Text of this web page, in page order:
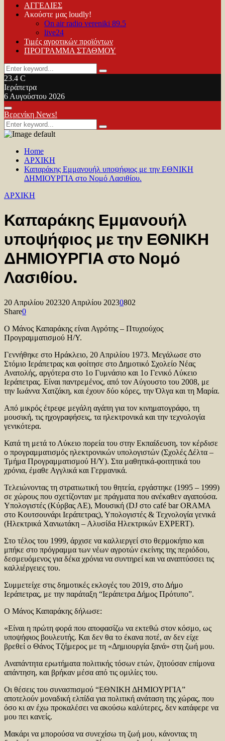
ΑΓΓΕΛΙΕΣ
Ακούστε μας loudly!
On air radio vereniki 89.5
live24
Τιμές αγροτικών προϊόντων
ΠΡΟΓΡΑΜΜΑ ΣΤΑΘΜΟΥ
Search
for:
Search
23.4 C
Ιεράπετρα
6 Αυγούστου 2026
Facebook
Twitter
Youtube
Primary
Menu
Βερενίκη News!
Search
for:
Search
Home
ΑΡΧΙΚΗ
Καπαράκης Εμμανουήλ υποψήφιος με την ΕΘΝΙΚΗ
ΔΗΜΙΟΥΡΓΙΑ στο Νομό Λασιθίου.
ΑΡΧΙΚΗ
Καπαράκης Εμμανουήλ
υποψήφιος με την ΕΘΝΙΚΗ
ΔΗΜΙΟΥΡΓΙΑ στο Νομό
Λασιθίου.
20 Απριλίου 202320 Απριλίου 20230802
Share0
Ο Μάνος Καπαράκης είναι Αγρότης – Πτυχιούχος
Προγραμματισμού Η/Υ.
Γεννήθηκε στο Ηράκλειο, 20 Απριλίου 1973. Μεγάλωσε στο
Στόμιο Ιεράπετρας και φοίτησε στο Δημοτικό Σχολείο Νέας
Ανατολής, αργότερα στο 1ο Γυμνάσιο και 1ο Γενικό Λύκειο
Ιεράπετρας. Είναι παντρεμένος, από τον Αύγουστο του 2008, με
την Ιωάννα Χατζάκη, και έχουν δύο κόρες, την Όλγα και τη Μαρία.
Από μικρός έτρεφε μεγάλη αγάπη για τον κινηματογράφο, τη
μουσική, τις ηχογραφήσεις, τα ηλεκτρονικά και την τεχνολογία
γενικότερα.
Κατά τη μετά το Λύκειο πορεία του στην Εκπαίδευση, τον κέρδισε
ο προγραμματισμός ηλεκτρονικών υπολογιστών (Σχολές Δέλτα –
Τμήμα Προγραμματισμού Η/Υ). Στα μαθητικά-φοιτητικά του
χρόνια, έμαθε Αγγλικά και Γερμανικά.
Τελειώνοντας τη στρατιωτική του θητεία, εργάστηκε (1995 – 1999)
σε χώρους που σχετίζονταν με πράγματα που ανέκαθεν αγαπούσα.
Υπολογιστές (Κύρβας ΑΕ), Μουσική (DJ στο café bar ORAMA
στο Κουτσουνάρι Ιεράπετρας), Υπολογιστές & Τεχνολογία γενικά
(Ηλεκτρικά Χανιωτάκη – Αλυσίδα Ηλεκτρικών EXPERT).
Στο τέλος του 1999, άρχισε να καλλιεργεί στο θερμοκήπιο και
μπήκε στο πρόγραμμα των νέων αγροτών εκείνης της περιόδου,
δεσμευόμενος για δέκα χρόνια να συντηρεί και να αναπτύσσει τις
καλλιέργειες του.
Συμμετείχε στις δημοτικές εκλογές του 2019, στο Δήμο
Ιεράπετρας, με την παράταξη “Ιεράπετρα Δήμος Πρότυπο”.
Ο Μάνος Καπαράκης δήλωσε:
«Είναι η πρώτη φορά που αποφασίζω να εκτεθώ στον κόσμο, ως
υποψήφιος βουλευτής. Και δεν θα το έκανα ποτέ, αν δεν είχε
βρεθεί ο Θάνος Τζήμερος με τη «Δημιουργία ξανά» στη ζωή μου.
Αναπάντητα ερωτήματα πολιτικής τόσων ετών, ζητούσαν επίμονα
απάντηση, και βρήκαν μέσα από τις ομιλίες του.
Οι θέσεις του συνασπισμού “ΕΘΝΙΚΗ ΔΗΜΙΟΥΡΓΙΑ”
αποτελούν μοναδική ελπίδα για πολιτική ανάταση της χώρας, που
όσο κι αν έχω προκαλέσει να ακούσω καλύτερες, δεν κατάφερε να
μου πει κανείς.
Μακάρι να μπορούσα να συνεχίσω τη ζωή μου, κάνοντας τη